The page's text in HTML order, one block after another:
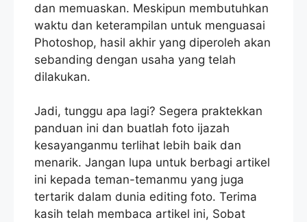
dan memuaskan. Meskipun membutuhkan
waktu dan keterampilan untuk menguasai
Photoshop, hasil akhir yang diperoleh akan
sebanding dengan usaha yang telah
dilakukan.
Jadi, tunggu apa lagi? Segera praktekkan
panduan ini dan buatlah foto ijazah
kesayanganmu terlihat lebih baik dan
menarik. Jangan lupa untuk berbagi artikel
ini kepada teman-temanmu yang juga
tertarik dalam dunia editing foto. Terima
kasih telah membaca artikel ini, Sobat